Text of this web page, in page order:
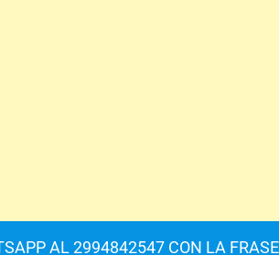
AL 2994842547 CON LA